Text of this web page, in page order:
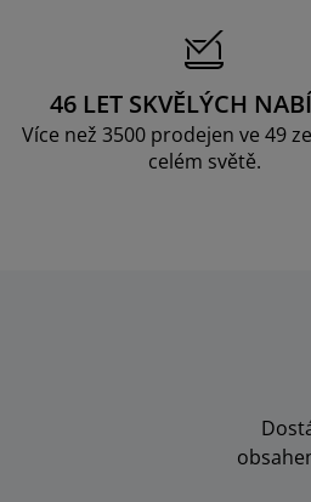
46 LET SKVĚLÝCH
Více než 3500 prodejen ve 49
celém světě.